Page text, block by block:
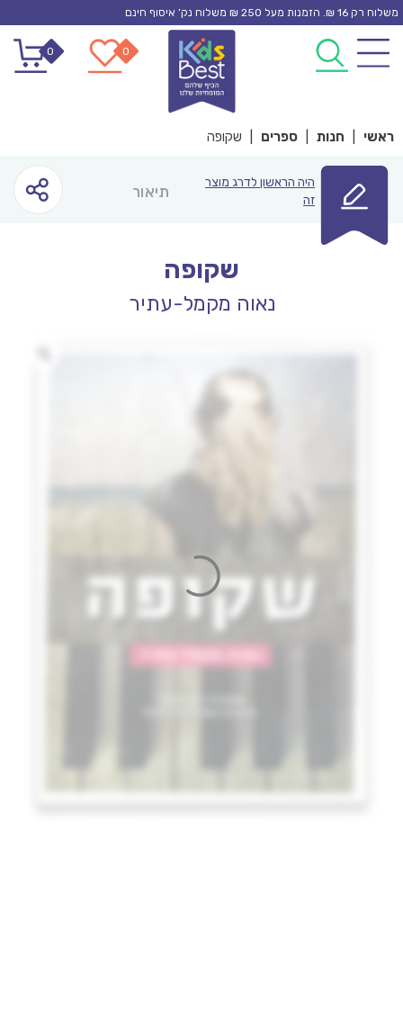
Skip
content
משלוח רק 16 ₪. הזמנות מעל 250 ₪ משלוח נק’ איסוף חינם
0
0
ראשי חנות ספרים שקופה
היה הראשון לדרג מוצר
זה
תיאור
שקופה
נאוה מקמל-עתיר